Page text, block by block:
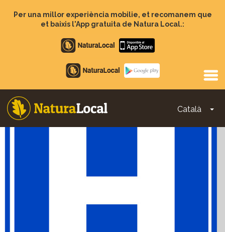
Per una millor experiència mobilie, et recomanem que
et baixis l'App gratuita de Natura Local.:
Apple
store
Google
Play
Català
Main